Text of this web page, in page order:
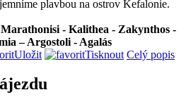
plavbou na ostrov Kefalonie.
- Kalithea - Zakynthos -
– Argostoli - Agalás
Uložit Tisknout Celý popis